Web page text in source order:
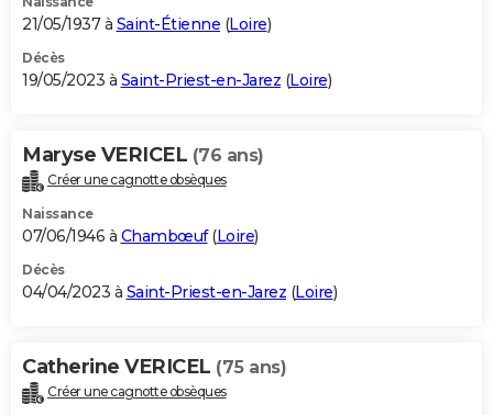
21/05/1937 à Saint-Étienne (Loire)
Décès
19/05/2023 à Saint-Priest-en-Jarez (Loire)
Maryse VERICEL (76 ans)
Créer une cagnotte obsèques
Naissance
07/06/1946 à Chambœuf(Loire)
Décès
04/04/2023 à Saint-Priest-en-Jarez (Loire)
Catherine VERICEL (75 ans)
Créer une cagnotte obsèques